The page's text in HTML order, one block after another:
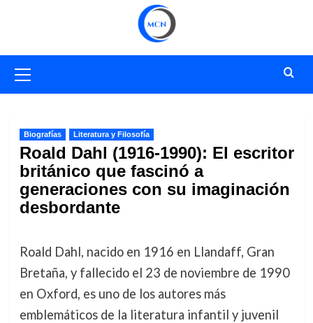
primario
Biografías Literatura y Filosofía
Roald Dahl (1916-1990): El escritor
británico que fascinó a
generaciones con su imaginación
desbordante
Roald Dahl, nacido en 1916 en Llandaff, Gran
Bretaña, y fallecido el 23 de noviembre de 1990
en Oxford, es uno de los autores más
emblemáticos de la literatura infantil y juvenil